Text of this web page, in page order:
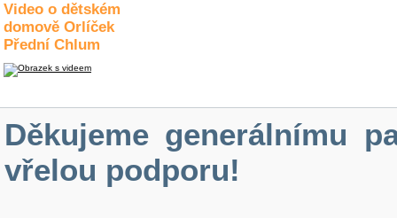
Video o dětském
domově Orlíček
Přední Chlum
Děkujeme generálnímu
vřelou podporu!